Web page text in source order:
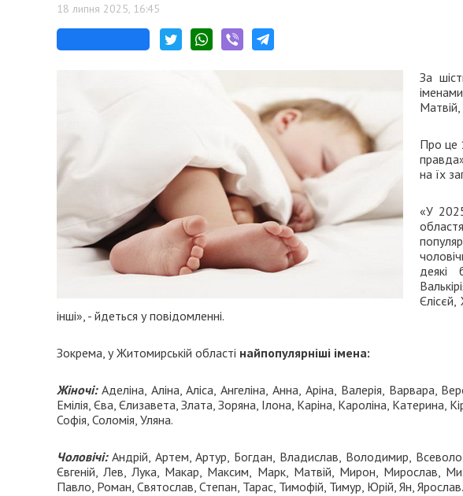
18 липня 2025, 16:45
За
Про це
на їх
«У
деякі
інші», - йдеться у повідомленні.
Зокрема, у Житомирській області найпопулярніші імена:
Жіночі:Аделіна, Аліна, Аліса, Ангеліна, Анна, Аріна, Валерія, Варвара,
Емілія, Єва, Єлизавета, Злата, Зоряна, Ілона, Каріна, Кароліна,
Софія, Соломія, Уляна.
Чоловічі:Андрій, Артем, Артур, Богдан, Владислав, Володимир,
Євгеній, Лев, Лука, Макар, Максим, Марк, Матвій, Мирон, Мирослав,
Павло, Роман, Святослав, Степан, Тарас, Тимофій, Тимур, Юрій, Ян, Ярослав.